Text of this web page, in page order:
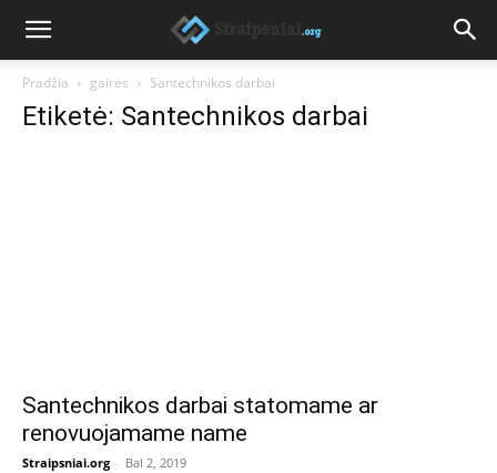
Pradžia gairės Santechnikos darbai
Etiketė: Santechnikos darbai
Santechnikos darbai statomame ar
renovuojamame name
Straipsniai.org - Bal 2, 2019